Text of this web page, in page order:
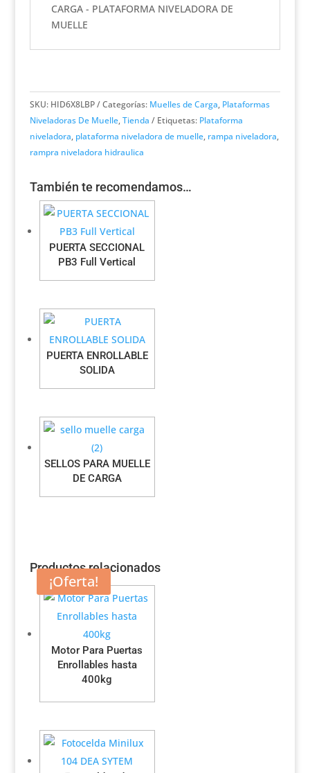
CARGA - PLATAFORMA NIVELADORA DE
MUELLE
SKU: HID6X8LBP Categorías: Muelles de Carga, Plataformas
Niveladoras De Muelle,Tienda Etiquetas: Plataforma
niveladora, plataforma niveladora de muelle, rampa niveladora,
rampra niveladora hidraulica
También te recomendamos…
PUERTA SECCIONAL
PB3 Full Vertical
PUERTA ENROLLABLE
SOLIDA
SELLOS PARA MUELLE
DE CARGA
Productos relacionados
Motor Para Puertas
Enrollables hasta
400kg
¡Oferta!